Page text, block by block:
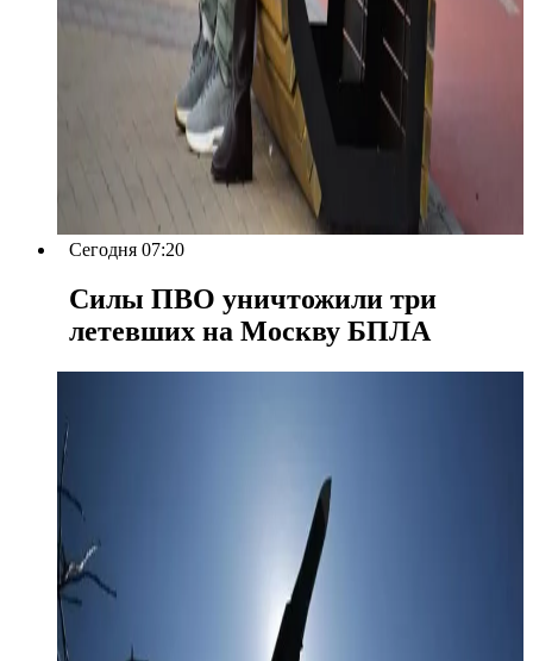
Сегодня 07:20
Силы ПВО уничтожили три
летевших на Москву БПЛА